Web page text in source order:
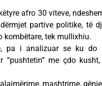
afro 30 viteve,
partive politike, të
kombëtare, tek mullixhiu.
pa i analizuar se ku do
me çdo
mashtrime,